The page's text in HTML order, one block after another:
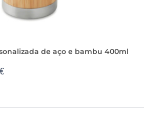
de aço e bambu 400ml